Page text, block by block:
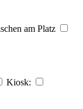
am Platz
Kiosk: